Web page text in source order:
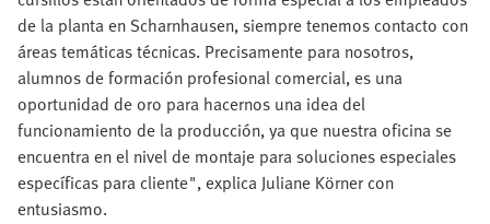
de la planta en Scharnhausen, siempre tenemos contacto con
áreas temáticas técnicas. Precisamente para nosotros,
alumnos de formación profesional comercial, es una
oportunidad de oro para hacernos una idea del
funcionamiento de la producción, ya que nuestra oficina se
encuentra en el nivel de montaje para soluciones especiales
específicas para cliente", explica Juliane Körner con
entusiasmo.